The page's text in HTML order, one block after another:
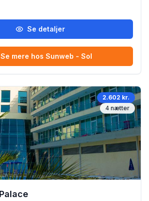
Se detaljer
Se mere hos Sunweb - Sol
2.602 kr.
4 nætter